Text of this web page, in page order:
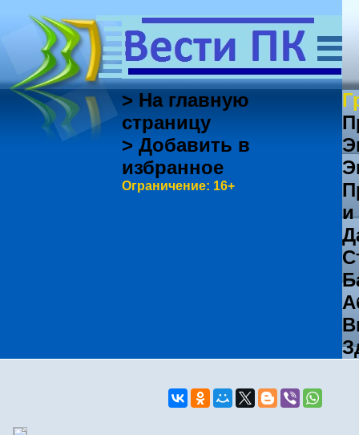
> На главную
страницу
> Добавить в
избранное
Ограничение: 16+